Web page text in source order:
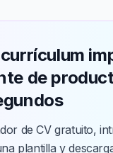
de
de CV gratuito,
plantilla y